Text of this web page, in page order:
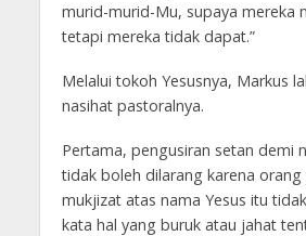
murid-murid-Mu, supaya mereka
tetapi mereka tidak dapat.”
Melalui tokoh Yesusnya, Markus
nasihat pastoralnya.
Pertama, pengusiran setan demi
tidak boleh dilarang karena orang
mukjizat atas nama Yesus itu
kata hal yang buruk atau jahat